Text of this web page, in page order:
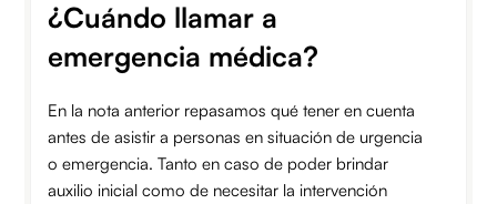
¿Cuándo llamar a
emergencia médica?
En la nota anterior repasamos qué tener en cuenta
antes de asistir a personas en situación de urgencia
o emergencia. Tanto en caso de poder brindar
auxilio inicial como de necesitar la intervención